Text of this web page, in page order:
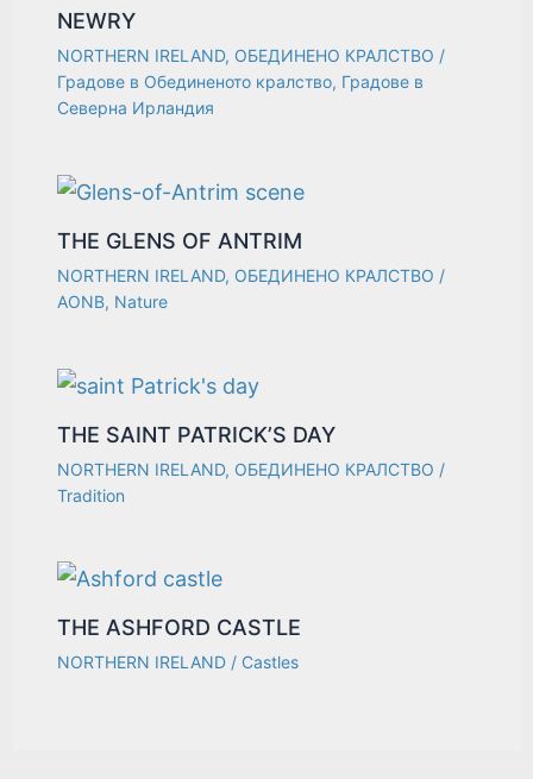
NEWRY
NORTHERN IRELAND, ОБЕДИНЕНО КРАЛСТВО /
Градове в Обединеното кралство, Градове в
Северна Ирландия
THE GLENS OF ANTRIM
NORTHERN IRELAND, ОБЕДИНЕНО КРАЛСТВО /
AONB, Nature
THE SAINT PATRICK’S DAY
NORTHERN IRELAND, ОБЕДИНЕНО КРАЛСТВО /
Tradition
THE ASHFORD CASTLE
NORTHERN IRELAND / Castles